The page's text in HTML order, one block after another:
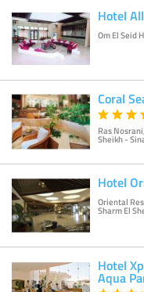
Hotel
Om El Seid
Coral
Ras
Sheikh -
Hotel
Oriental
Sharm El
Hotel
Aqua